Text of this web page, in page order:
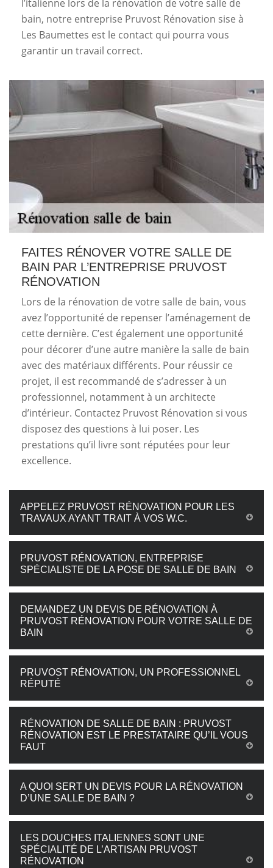
l’italienne lors de la rénovation de votre salle de
bain, notre entreprise Pruvost Rénovation sise à
Les Baumettes est le contact qui pourra vous
garantir un travail correct.
FAITES RÉNOVER VOTRE SALLE DE
BAIN PAR L’ENTREPRISE PRUVOST
RÉNOVATION
Lors de la rénovation de votre salle de bain, vous
avez l’opportunité de repenser l’aménagement de
cette dernière. C’est également une opportunité
pour décorer d’une autre manière la salle de bain
avec des matériaux différents. Pour réussir ce
projet, il est recommandé de s’adresser à un
professionnel, notamment à un architecte
d’intérieur. Contactez Pruvost Rénovation si vous
disposez des questions à lui poser. Les
prestations qu’il livre sont réputées pour leur
excellence.
APPELEZ PRUVOST RÉNOVATION POUR LES
TRAVAUX AYANT TRAIT À VOS W.C.
PRUVOST RÉNOVATION, ENTREPRISE
SPÉCIALISTE DE LA POSE DE SALLE DE BAIN
DEMANDEZ UN DEVIS DE RÉNOVATION À
PRUVOST RÉNOVATION POUR VOTRE SALLE DE
BAIN
PRUVOST RÉNOVATION, UN PROFESSIONNEL
RÉPUTÉ
RÉNOVATION DE SALLE DE BAIN : PRUVOST
RÉNOVATION EST LE PRESTATAIRE QU’IL VOUS
FAUT
A QUOI SERT UN DEVIS POUR LA RÉNOVATION
D’UNE SALLE DE BAIN ?
LES DOUCHES ITALIENNES SONT UNE
SPÉCIALITÉ DE L’ARTISAN PRUVOST
RÉNOVATION